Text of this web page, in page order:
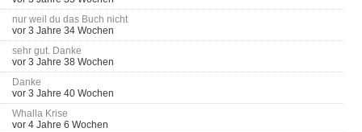
nur weil du das Buch nicht
vor 3 Jahre 34 Wochen
sehr gut. Danke
vor 3 Jahre 38 Wochen
Danke
vor 3 Jahre 40 Wochen
Whalla Krise
vor 4 Jahre 6 Wochen